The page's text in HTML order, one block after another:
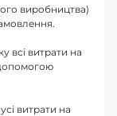
виробництва)
всі витрати на
витрати на